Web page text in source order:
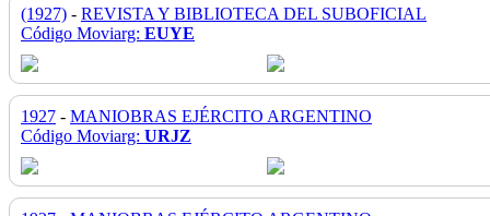
(1927) - REVISTA Y BIBLIOTECA DEL SUBOFICIAL
Código Moviarg: EUYE
1927 - MANIOBRAS EJÉRCITO ARGENTINO
Código Moviarg: URJZ